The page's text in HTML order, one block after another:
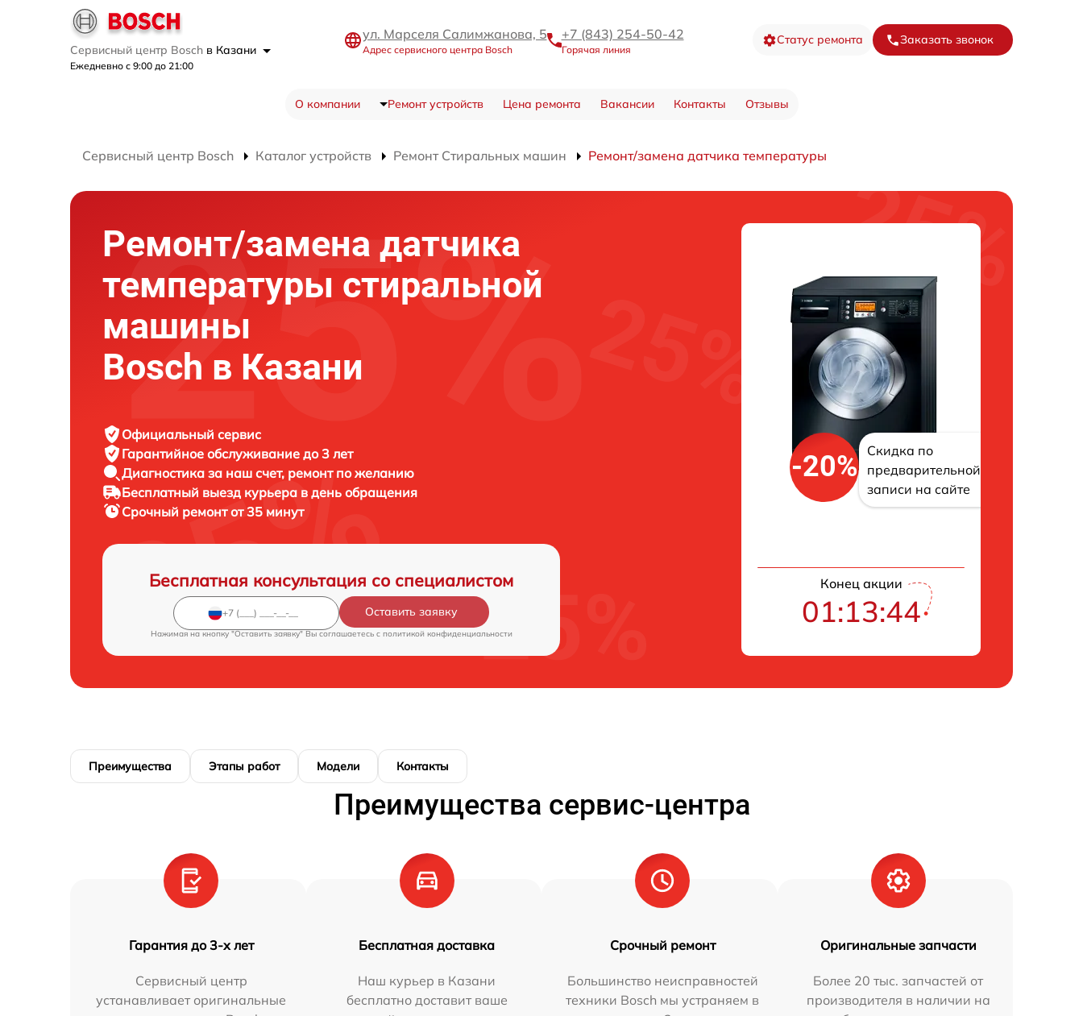
Сервисный центр Bosch в Казани
Ежедневно с 9:00 до 21:00
ул. Марселя Салимжанова, 5
Адрес сервисного центра Bosch
+7 (843) 254-50-42
Горячая линия
Статус ремонта Заказать звонок
О компании Ремонт устройств Цена ремонта Вакансии Контакты Отзывы
Сервисный центр Bosch Каталог устройств Ремонт Стиральных машин Ремонт/замена датчика температуры
Ремонт/замена датчика
температуры стиральной
машины
Bosch в Казани
Официальный сервис
Гарантийное обслуживание до 3 лет
Диагностика за наш счет, ремонт по желанию
Бесплатный выезд курьера в день обращения
Срочный ремонтот 35 минут
Бесплатная консультация со специалистом
Оставить заявку
Нажимая на кнопку "Оставить заявку" Вы соглашаетесь c политикой конфиденциальности
-20%
Скидка по
предварительной
записи на сайте
Конец акции
01:13:43
Преимущества Этапы работ Модели Контакты
Преимущества сервис-центра
Гарантия до 3-х лет
Сервисный центр
устанавливает оригинальные
Бесплатная доставка
Наш курьер в Казани
бесплатно доставит ваше
Срочный ремонт
Большинство неисправностей
техники Bosch мы устраняем в
Оригинальные запчасти
Более 20 тыс. запчастей от
производителя в наличии на